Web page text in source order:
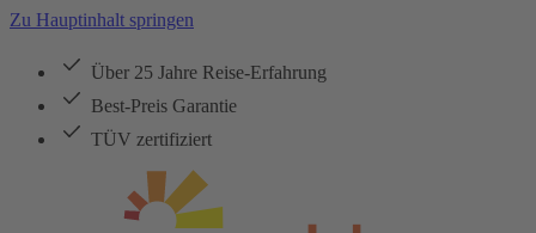
Zu Hauptinhalt springen
Über 25 Jahre Reise-Erfahrung
Best-Preis Garantie
TÜV zertifiziert